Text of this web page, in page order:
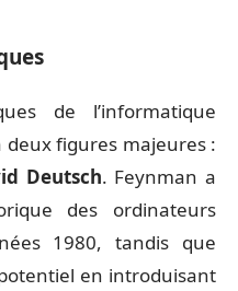
de l’informatique
figures majeures :
Deutsch. Feynman a
des ordinateurs
1980, tandis que
en introduisant